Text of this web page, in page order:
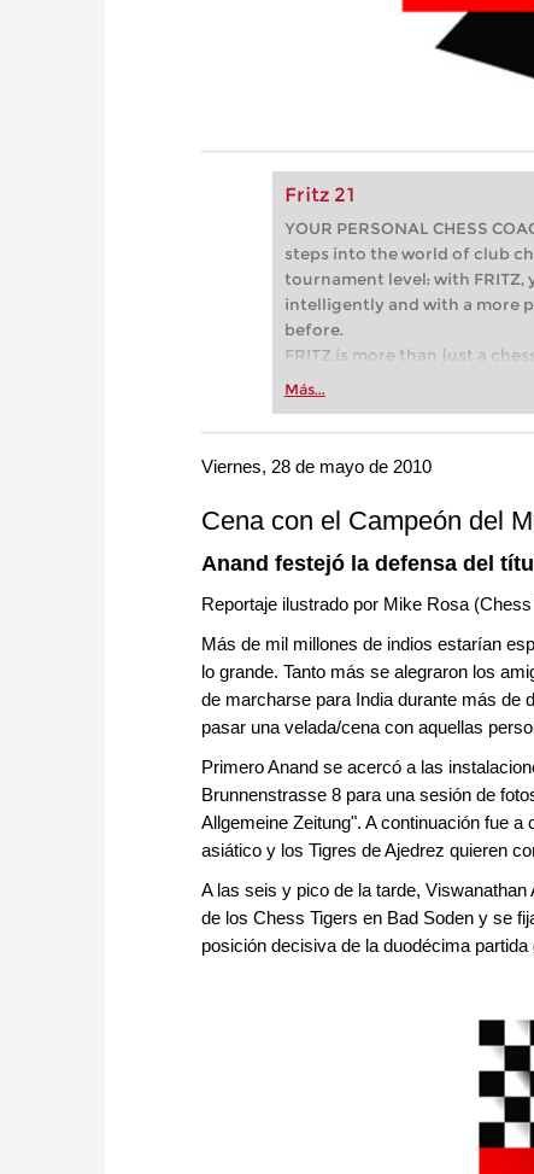
Fritz 21
YOUR PERSONAL CHESS
steps into the world of club
tournament level: with
intelligently and with a more
before.
FRITZ is more than just a
Whether you’re taking your
more efficiently, intelligently
approach than ever before.
Más...
Viernes, 28 de mayo de 2010
Cena con el Campeón del
Anand festejó la defensa del
Reportaje ilustrado por Mike Rosa
Más de mil millones de indios estarían
lo grande. Tanto más se alegraron los
de marcharse para India durante más de
pasar una velada/cena con aquellas
Primero Anand se acercó a las
Brunnenstrasse 8 para una sesión de
Allgemeine Zeitung". A continuación fue
asiático y los Tigres de Ajedrez quieren
A las seis y pico de la tarde,
de los Chess Tigers en Bad Soden y se
posición decisiva de la duodécima partida